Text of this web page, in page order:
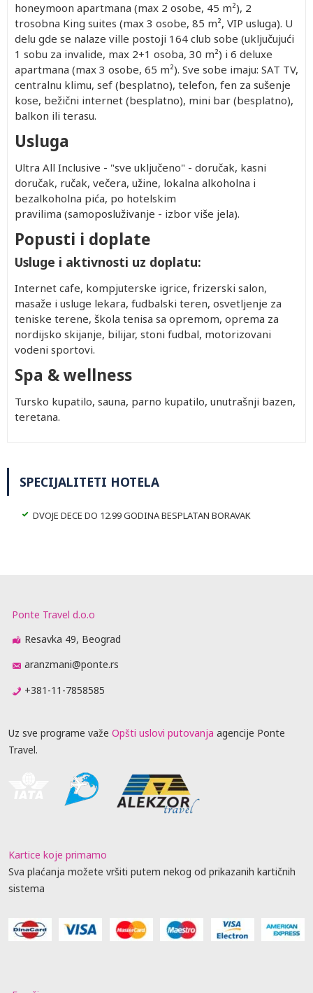
honeymoon apartmana (max 2 osobe, 45 m²), 2
trosobna King suites (max 3 osobe, 85 m², VIP usluga). U
delu gde se nalaze ville postoji 164 club sobe (uključujući
1 sobu za invalide, max 2+1 osoba, 30 m²) i 6 deluxe
apartmana (max 3 osobe, 65 m²). Sve sobe imaju: SAT TV,
centralnu klimu, sef (besplatno), telefon, fen za sušenje
kose, bežični internet (besplatno), mini bar (besplatno),
balkon ili terasu.
Usluga
Ultra All Inclusive - "sve uključeno" - doručak, kasni
doručak, ručak, večera, užine, lokalna alkoholna i
bezalkoholna pića, po hotelskim
pravilima (samoposluživanje - izbor više jela).
Popusti i doplate
Usluge i aktivnosti uz doplatu:
Internet cafe, kompjuterske igrice, frizerski salon,
masaže i usluge lekara, fudbalski teren, osvetljenje za
teniske terene, škola tenisa sa opremom, oprema za
nordijsko skijanje, bilijar, stoni fudbal, motorizovani
vodeni sportovi.
Spa & wellness
Tursko kupatilo, sauna, parno kupatilo, unutrašnji bazen,
teretana.
SPECIJALITETI HOTELA
DVOJE DECE DO 12.99 GODINA BESPLATAN BORAVAK
Ponte Travel d.o.o
Resavka 49, Beograd
aranzmani@ponte.rs
+381-11-7858585
Uz sve programe važe Opšti uslovi putovanja agencije Ponte
Travel.
Kartice koje primamo
Sva plaćanja možete vršiti putem nekog od prikazanih kartičnih
sistema